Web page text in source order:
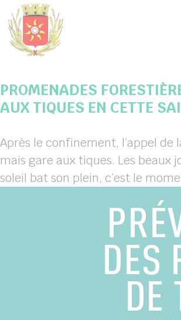
( VOTRE COMMUNE )
( VOS SERVICES )
( VIE COMMUNALE )
Contactez nous Démarches
PROMENADES
AUX TIQUES EN CETTE
Après le confinement, l’appel de
mais gare aux tiques. Les beaux
soleil bat son plein, c’est le
Panneau de gestion des cookies